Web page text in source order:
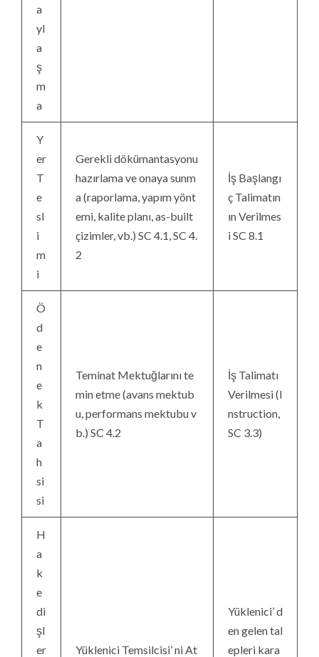
a
yl
a
ş
m
a
Y
er
T
e
sl
i
m
i
Gerekli dökümantasyonu
hazırlama ve onaya sunm
a (raporlama, yapım yönt
emi, kalite planı, as-built
çizimler, vb.) SC 4.1, SC 4.
2
İş Başlangı
ç Talimatın
ın Verilmes
i SC 8.1
Ö
d
e
n
e
k
T
a
h
si
si
Teminat Mektuğlarını te
min etme (avans mektub
u, performans mektubu v
b.) SC 4.2
İş Talimatı
Verilmesi (I
nstruction,
SC 3.3)
H
a
k
e
di
şl
er
Yüklenici Temsilcisi’ ni At
Yüklenici’ d
en gelen tal
epleri kara